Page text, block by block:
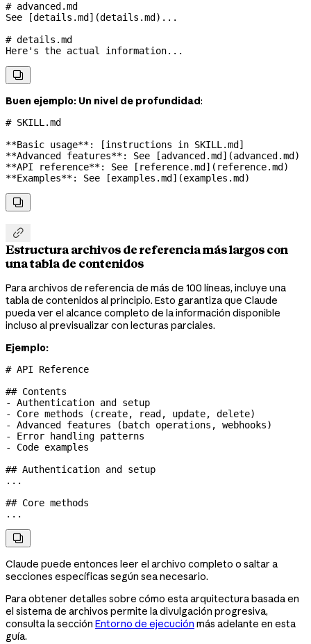
# advanced.md
See [details.md ](details.md )...
# details.md
Here's the actual information...

Buen ejemplo: Un nivel de profundidad:
# SKILL.md
**Basic usage**: [instructions in SKILL.md]
**Advanced features**: See [advanced.md ](advanced.md )
**API reference**: See [ reference.md ]( reference.md )
**Examples**: See [examples.md ](examples.md )


Estructura archivos de referencia más largos con
una tabla de contenidos
Para archivos de referencia de más de 100 líneas, incluye una
tabla de contenidos al principio. Esto garantiza que Claude
pueda ver el alcance completo de la información disponible
incluso al previsualizar con lecturas parciales.
Ejemplo:
# API Reference
## Contents
-
Authentication and setup
-
Core methods (create, read, update, delete)
-
Advanced features (batch operations, webhooks)
-
Error handling patterns
-
Code examples
## Authentication and setup
...
## Core methods
...

Claude puede entonces leer el archivo completo o saltar a
secciones específicas según sea necesario.
Para obtener detalles sobre cómo esta arquitectura basada en
el sistema de archivos permite la divulgación progresiva,
consulta la sección Entorno de ejecución más adelante en esta
guía.